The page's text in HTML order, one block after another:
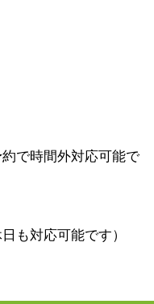
で時間外対応可能で
も対応可能です）